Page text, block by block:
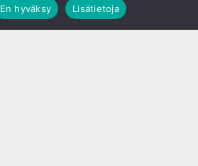
En hyväksy Lisätietoja